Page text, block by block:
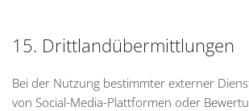
15. Drittlandübermittlungen
Bei der Nutzung bestimmter externer
von Social-Media-Plattformen oder